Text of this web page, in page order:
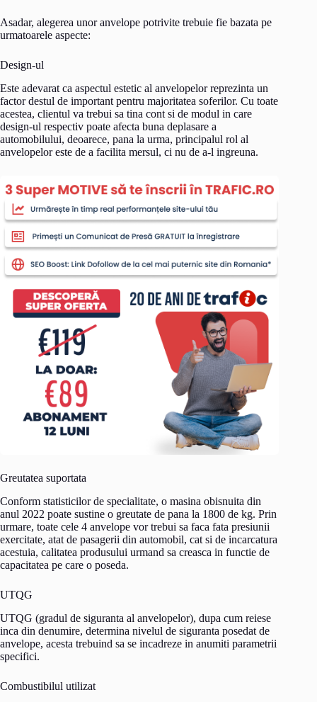
Asadar, alegerea unor anvelope potrivite trebuie fie bazata pe
urmatoarele aspecte:
Design-ul
Este adevarat ca aspectul estetic al anvelopelor reprezinta un
factor destul de important pentru majoritatea soferilor. Cu toate
acestea, clientul va trebui sa tina cont si de modul in care
design-ul respectiv poate afecta buna deplasare a
automobilului, deoarece, pana la urma, principalul rol al
anvelopelor este de a facilita mersul, ci nu de a-l ingreuna.
Greutatea suportata
Conform statisticilor de specialitate, o masina obisnuita din
anul 2022 poate sustine o greutate de pana la 1800 de kg. Prin
urmare, toate cele 4 anvelope vor trebui sa faca fata presiunii
exercitate, atat de pasagerii din automobil, cat si de incarcatura
acestuia, calitatea produsului urmand sa creasca in functie de
capacitatea pe care o poseda.
UTQG
UTQG (gradul de siguranta al anvelopelor), dupa cum reiese
inca din denumire, determina nivelul de siguranta posedat de
anvelope, acesta trebuind sa se incadreze in anumiti parametrii
specifici.
Combustibilul utilizat